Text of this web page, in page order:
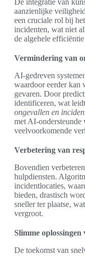
aanzienlijke
een cruciale rol bij
incidenten, wat niet
de algehele
Vermindering van
AI-gedreven
waardoor eerder kan
gevaren. Door
identificeren, wat
ongevallen en
met AI-ondersteunde
veelvoorkomende
Verbetering van
Bovendien
hulpdiensten.
incidentlocaties,
bieden, drastisch
sneller ter plaatse,
vergroot.
Slimme
De toekomst van